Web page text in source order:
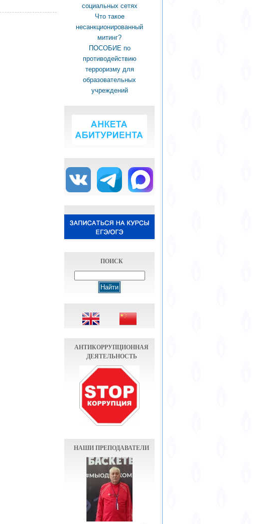
социальных сетях
Что такое
несанкционированный
митинг?
ПОСОБИЕ по
противодействию
терроризму для
образовательных
учреждений
ПОИСК
АНТИКОРРУПЦИОННАЯ
ДЕЯТЕЛЬНОСТЬ
НАШИ ПРЕПОДАВАТЕЛИ